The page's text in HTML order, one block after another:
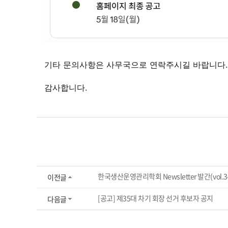
기타 문의사항은 사무국으로 연락주시길 바랍니다.
감사합니다.
이전글 한국생산운영관리학회 Newsletter 발간
다음글 [공고] 제35대 차기 회장 선거 후보자 공지